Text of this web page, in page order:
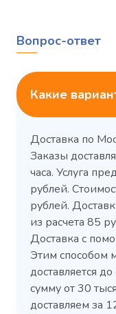
CM105-G
стали
Расход
электроэнергии
сутки, кВт/ч, не
Вопрос-ответ
Какие
Доставка по
Заказы
часа. Услуга
рублей.
рублей.
из расчета 85
Доставка с
Этим способом
доставляется
сумму от 30
доставляем за